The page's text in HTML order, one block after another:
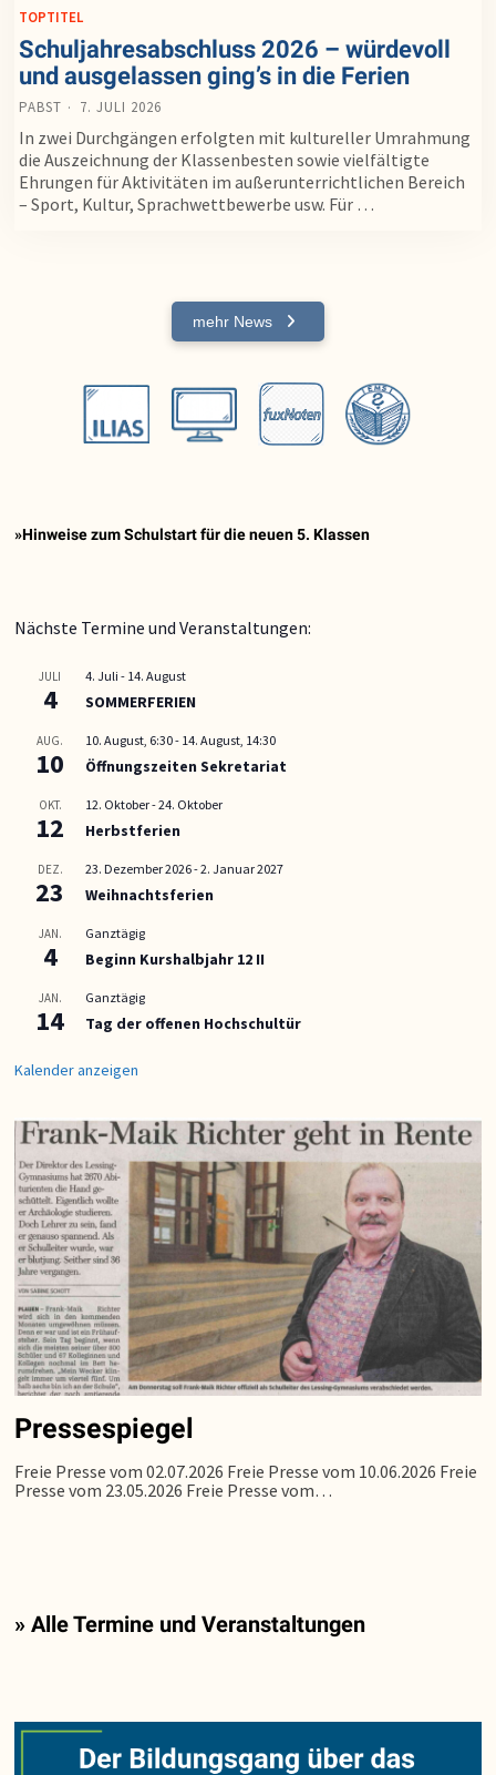
TOPTITEL
Schuljahresabschluss 2026 – würdevoll
und ausgelassen ging’s in die Ferien
PABST 7. JULI 2026
In zwei Durchgängen erfolgten mit kultureller Umrahmung
die Auszeichnung der Klassenbesten sowie vielfältigte
Ehrungen für Aktivitäten im außerunterrichtlichen Bereich
– Sport, Kultur, Sprachwettbewerbe usw. Für …
mehr News
»Hinweise zum Schulstart für die neuen 5. Klassen
Nächste Termine und Veranstaltungen:
JULI
4
4. Juli - 14. August
SOMMERFERIEN
AUG.
10
10. August, 6:30- 14. August, 14:30
Öffnungszeiten Sekretariat
OKT.
12
12. Oktober-24. Oktober
Herbstferien
DEZ.
23
23. Dezember 2026-2. Januar 2027
Weihnachtsferien
JAN.
4
Ganztägig
Beginn Kurshalbjahr 12 II
JAN.
14
Ganztägig
Tag der offenen Hochschultür
Kalender anzeigen
Pressespiegel
Freie Presse vom 02.07.2026 Freie Presse vom 10.06.2026 Freie
Presse vom 23.05.2026 Freie Presse vom…
» Alle Termine und Veranstaltungen